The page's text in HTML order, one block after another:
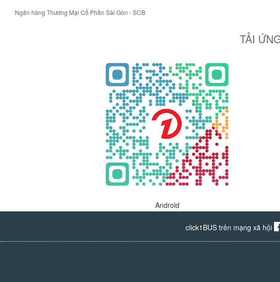
Ngân hàng Thương Mại Cổ Phần Sài Gòn - SCB
TẢI
Android
click1BUS trên mạng xã hội